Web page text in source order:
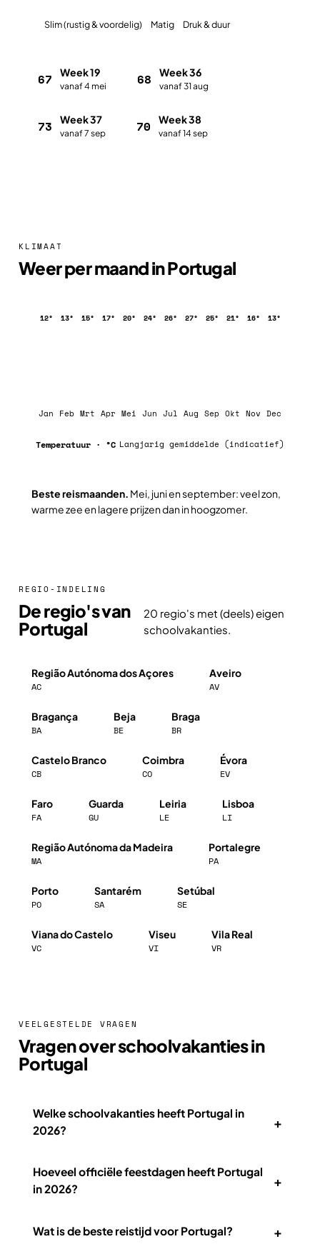
Slim (rustig & voordelig) Matig Druk & duur
67 Week 19
vanaf 4 mei 68 Week 36
vanaf 31 aug
73 Week 37
vanaf 7 sep 70 Week 38
vanaf 14 sep
KLIMAAT
Weer per maand in Portugal
12°
Jan
13°
Feb
15°
Mrt
17°
Apr
20°
Mei
24°
Jun
26°
Jul
27°
Aug
25°
Sep
21°
Okt
16°
Nov
13°
Dec
Temperatuur · °C Langjarig gemiddelde (indicatief)
Beste reismaanden. Mei, juni en september: veel zon,
warme zee en lagere prijzen dan in hoogzomer.
REGIO-INDELING
De regio's van
Portugal
20 regio's met (deels) eigen
schoolvakanties.
Região Autónoma dos Açores
AC
Aveiro
AV
Bragança
BA
Beja
BE
Braga
BR
Castelo Branco
CB
Coimbra
CO
Évora
EV
Faro
FA
Guarda
GU
Leiria
LE
Lisboa
LI
Região Autónoma da Madeira
MA
Portalegre
PA
Porto
PO
Santarém
SA
Setúbal
SE
Viana do Castelo
VC
Viseu
VI
Vila Real
VR
VEELGESTELDE VRAGEN
Vragen over schoolvakanties in
Portugal
Welke schoolvakanties heeft Portugal in
2026?
+
Hoeveel officiële feestdagen heeft Portugal
in 2026?
+
Wat is de beste reistijd voor Portugal? +